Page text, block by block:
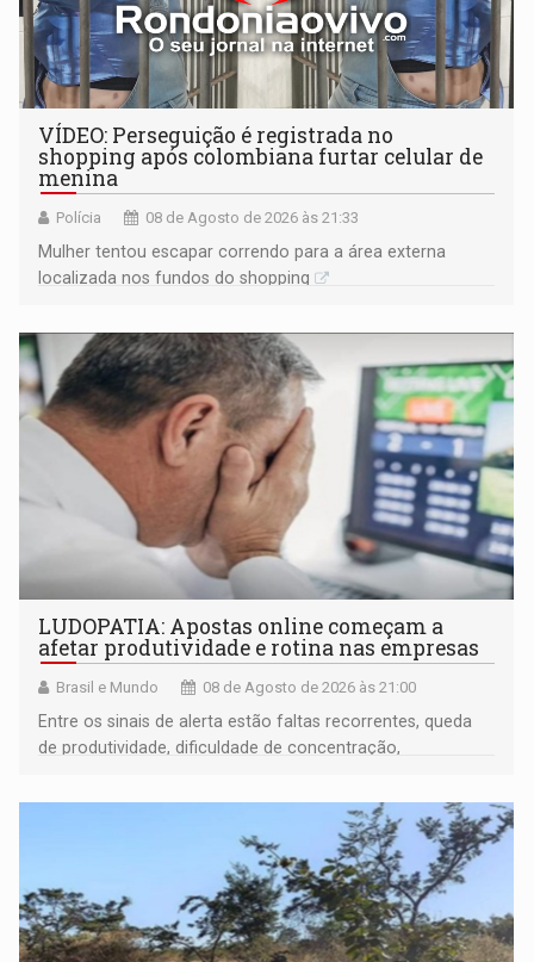
VÍDEO: Perseguição é registrada no
shopping após colombiana furtar celular de
menina
Polícia 08 de Agosto de 2026 às 21:33
Mulher tentou escapar correndo para a área externa
localizada nos fundos do shopping
LUDOPATIA: Apostas online começam a
afetar produtividade e rotina nas empresas
Brasil e Mundo 08 de Agosto de 2026 às 21:00
Entre os sinais de alerta estão faltas recorrentes, queda
de produtividade, dificuldade de concentração,